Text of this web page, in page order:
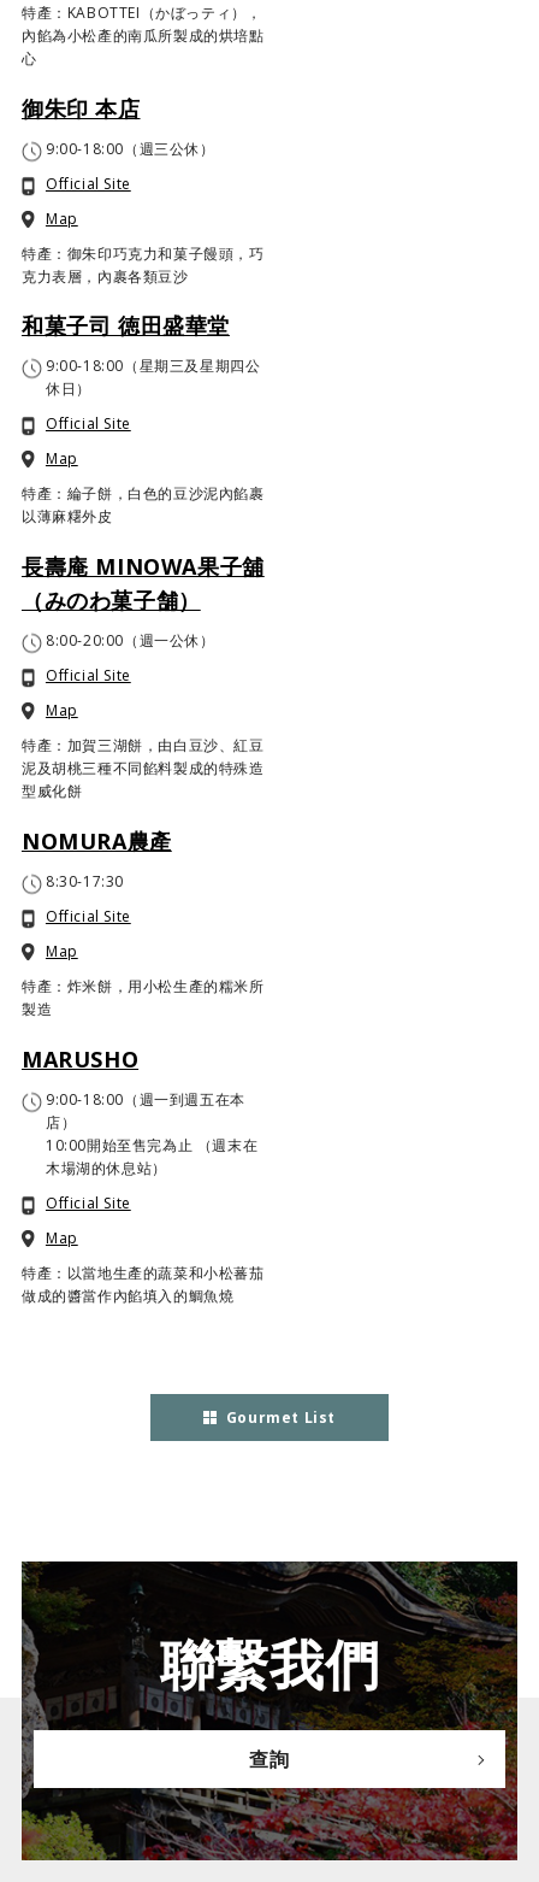
特產：KABOTTEI（かぼっティ），
內餡為小松產的南瓜所製成的烘培點
心
御朱印 本店
9:00-18:00（週三公休）
Official Site
Map
特產：御朱印巧克力和菓子饅頭，巧
克力表層，內裹各類豆沙
和菓子司 徳田盛華堂
9:00-18:00（星期三及星期四公
休日）
Official Site
Map
特產：綸子餅，白色的豆沙泥內餡裹
以薄麻糬外皮
長壽庵 MINOWA果子舖
（みのわ菓子舗）
8:00-20:00（週一公休）
Official Site
Map
特產：加賀三湖餅，由白豆沙、紅豆
泥及胡桃三種不同餡料製成的特殊造
型威化餅
NOMURA農產
8:30-17:30
Official Site
Map
特產：炸米餅，用小松生產的糯米所
製造
MARUSHO
9:00-18:00（週一到週五在本
店）
10:00開始至售完為止 （週末在
木場湖的休息站）
Official Site
Map
特產：以當地生產的蔬菜和小松蕃茄
做成的醬當作內餡填入的鯛魚燒
Gourmet List
聯繫我們
查詢